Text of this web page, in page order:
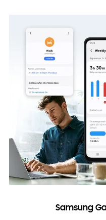
Samsung